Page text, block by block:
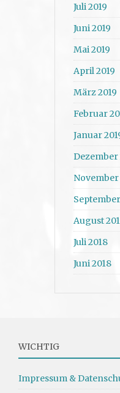
Juli 2019
Juni 2019
Mai 2019
April 2019
März 2019
Februar
Januar
Dezember
November
August
Juli 2018
Juni 2018
WICHTIG
Impressum &